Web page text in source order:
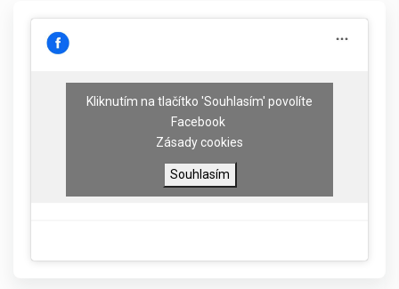
Kliknutím na tlačítko 'Souhlasím' povolíte
Facebook
Zásady cookies
Souhlasím